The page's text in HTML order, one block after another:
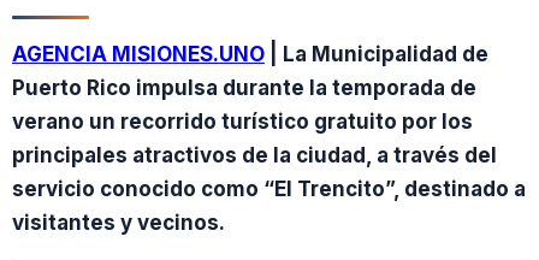
AGENCIA MISIONES.UNO | La Municipalidad de
Puerto Rico impulsa durante la temporada de
verano un recorrido turístico gratuito por los
principales atractivos de la ciudad, a través del
servicio conocido como “El Trencito”, destinado a
visitantes y vecinos.